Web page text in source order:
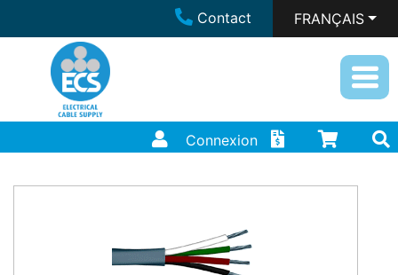
Contact FRANÇAIS
Connexion